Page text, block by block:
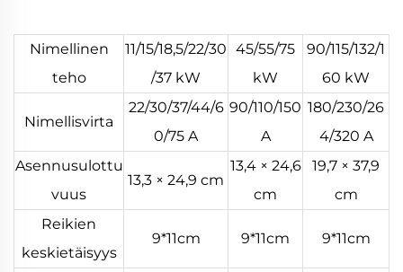
Nimellinen
teho
11/15/18,5/22/30
/37 kW
45/55/75
kW
90/115/132/1
60 kW
Nimellisvirta
22/30/37/44/6
0/75 A
90/110/150
A
180/230/26
4/320 A
Asennusulottu
vuus
13,3 × 24,9 cm
13,4 × 24,6
cm
19,7 × 37,9
cm
Reikien
keskietäisyys
9*11cm 9*11cm 9*11cm